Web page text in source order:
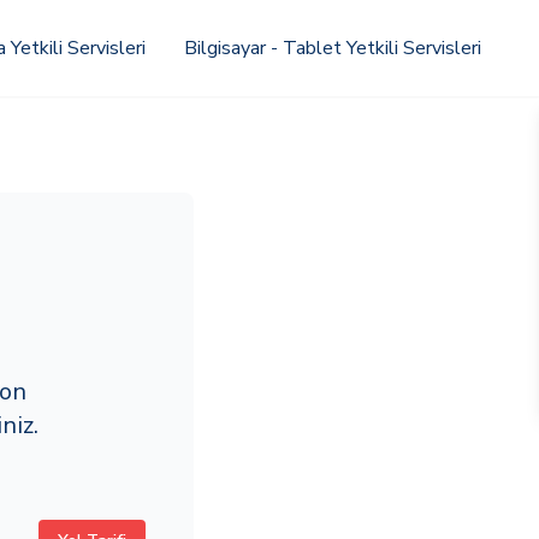
Yetkili Servisleri Bilgisayar - Tablet Yetkili Servisleri